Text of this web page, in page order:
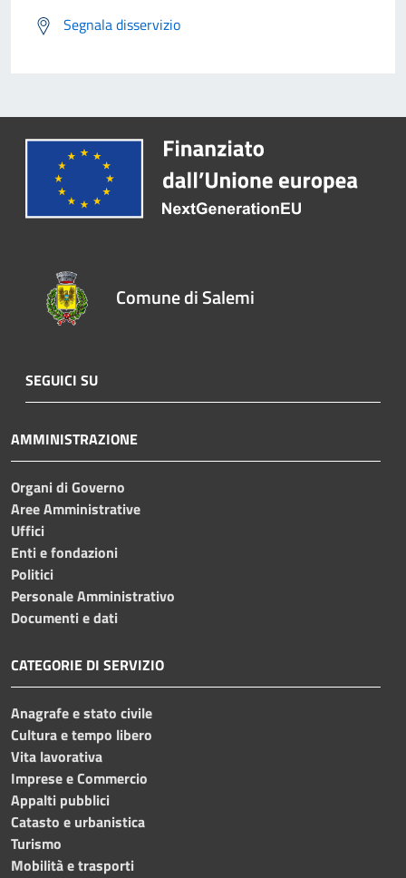
Segnala disservizio
Comune di Salemi
SEGUICI SU
AMMINISTRAZIONE
Organi di Governo
Aree Amministrative
Uffici
Enti e fondazioni
Politici
Personale Amministrativo
Documenti e dati
CATEGORIE DI SERVIZIO
Anagrafe e stato civile
Cultura e tempo libero
Vita lavorativa
Imprese e Commercio
Appalti pubblici
Catasto e urbanistica
Turismo
Mobilità e trasporti